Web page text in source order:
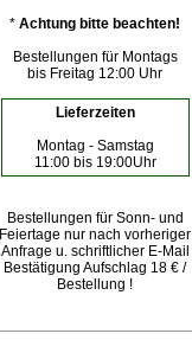
*Achtung bitte beachten!
Bestellungen für Montags
bis Freitag 12:00 Uhr
Lieferzeiten
Montag - Samstag
11:00 bis 19:00Uhr
Bestellungen für Sonn- und
Feiertagenur nach vorheriger
Anfrage u. schriftlicher E-Mail
Bestätigung Aufschlag 18 € /
Bestellung !